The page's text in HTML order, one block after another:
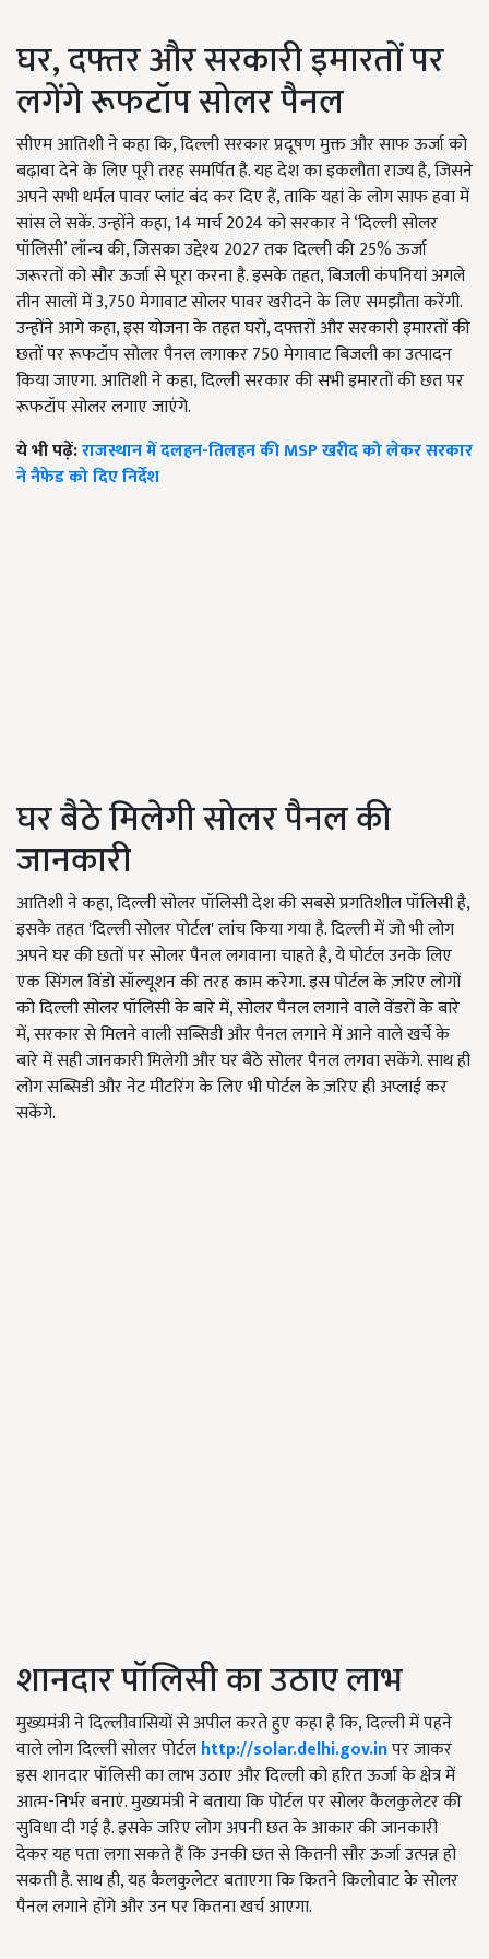
घर, दफ्तर और सरकारी इमारतों पर
लगेंगे रूफटॉप सोलर पैनल
सीएम आतिशी ने कहा कि, दिल्ली सरकार प्रदूषण मुक्त और साफ ऊर्जा को
बढ़ावा देने के लिए पूरी तरह समर्पित है. यह देश का इकलौता राज्य है, जिसने
अपने सभी थर्मल पावर प्लांट बंद कर दिए हैं, ताकि यहां के लोग साफ हवा में
सांस ले सकें. उन्होंने कहा, 14 मार्च 2024 को सरकार ने ‘दिल्ली सोलर
पॉलिसी’ लॉन्च की, जिसका उद्देश्य 2027 तक दिल्ली की 25% ऊर्जा
जरूरतों को सौर ऊर्जा से पूरा करना है. इसके तहत, बिजली कंपनियां अगले
तीन सालों में 3,750 मेगावाट सोलर पावर खरीदने के लिए समझौता करेंगी.
उन्होंने आगे कहा, इस योजना के तहत घरों, दफ्तरों और सरकारी इमारतों की
छतों पर रूफटॉप सोलर पैनल लगाकर 750 मेगावाट बिजली का उत्पादन
किया जाएगा. आतिशी ने कहा, दिल्ली सरकार की सभी इमारतों की छत पर
रूफटॉप सोलर लगाए जाएंगे.
ये भी पढ़ें:राजस्थान में दलहन-तिलहन की MSP खरीद को लेकर सरकार
ने नैफेड को दिए निर्देश
घर बैठे मिलेगी सोलर पैनल की
जानकारी
आतिशी ने कहा, दिल्ली सोलर पॉलिसी देश की सबसे प्रगतिशील पॉलिसी है,
इसके तहत 'दिल्ली सोलर पोर्टल' लांच किया गया है. दिल्ली में जो भी लोग
अपने घर की छतों पर सोलर पैनल लगवाना चाहते है, ये पोर्टल उनके लिए
एक सिंगल विंडो सॉल्यूशन की तरह काम करेगा. इस पोर्टल के ज़रिए लोगों
को दिल्ली सोलर पॉलिसी के बारे में, सोलर पैनल लगाने वाले वेंडरों के बारे
में, सरकार से मिलने वाली सब्सिडी और पैनल लगाने में आने वाले खर्चे के
बारे में सही जानकारी मिलेगी और घर बैठे सोलर पैनल लगवा सकेंगे. साथ ही
लोग सब्सिडी और नेट मीटरिंग के लिए भी पोर्टल के ज़रिए ही अप्लाई कर
सकेंगे.
शानदार पॉलिसी का उठाए लाभ
मुख्यमंत्री ने दिल्लीवासियों से अपील करते हुए कहा है कि, दिल्ली में पहने
वाले लोग दिल्ली सोलर पोर्टलhttp://solar.delhi.gov.inपर जाकर
इस शानदार पॉलिसी का लाभ उठाए और दिल्ली को हरित ऊर्जा के क्षेत्र में
आत्म-निर्भर बनाएं. मुख्यमंत्री ने बताया कि पोर्टल पर सोलर कैलकुलेटर की
सुविधा दी गई है. इसके जरिए लोग अपनी छत के आकार की जानकारी
देकर यह पता लगा सकते हैं कि उनकी छत से कितनी सौर ऊर्जा उत्पन्न हो
सकती है. साथ ही, यह कैलकुलेटर बताएगा कि कितने किलोवाट के सोलर
पैनल लगाने होंगे और उन पर कितना खर्च आएगा.